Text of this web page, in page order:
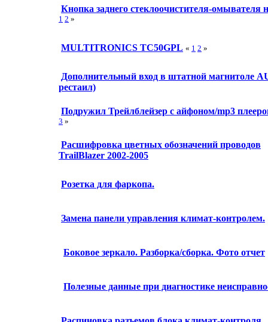
Кнопка заднего стеклоочистителя-омывателя
1 2 »
MULTITRONICS TC50GPL « 1 2 »
Дополнительный вход в штатной магнитоле
рестаил)
Подружил Трейлблейзер с айфоном/mp3
3 »
Расшифровка цветных обозначений проводов
TrailBlazer 2002-2005
Розетка для фаркопа.
Замена панели управления климат-контролем.
Боковое зеркало. Разборка/сборка. Фото отчет
Полезные данные при диагностике